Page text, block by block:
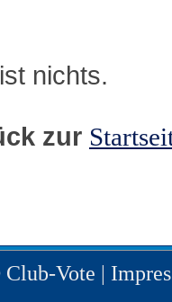
nichts.
zur
Club-Vote |